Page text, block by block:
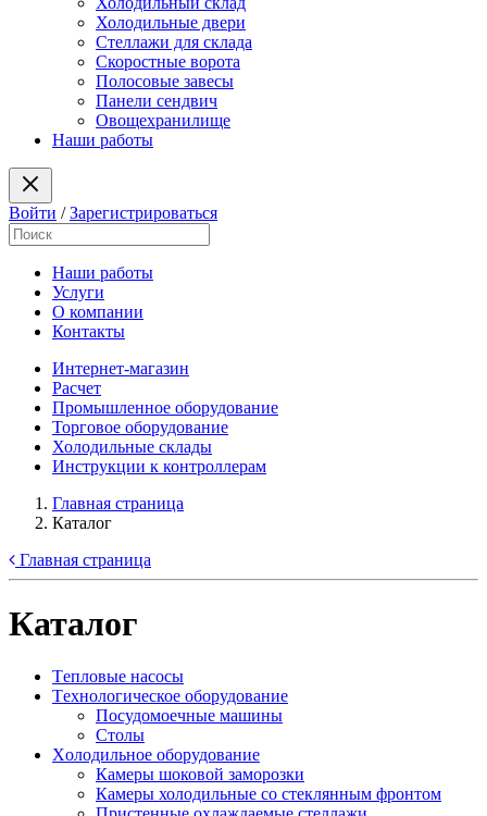
Холодильные двери
Стеллажи для склада
Скоростные ворота
Полосовые завесы
Панели сендвич
Овощехранилище
Наши работы
Войти /Зарегистрироваться
Наши работы
Услуги
О компании
Контакты
Интернет-магазин
Расчет
Промышленное оборудование
Торговое оборудование
Холодильные склады
Инструкции к контроллерам
Главная страница
Каталог
Главная страница
Каталог
Tепловые насосы
Tехнологическое оборудование
Посудомоечные машины
Столы
Xолодильное оборудование
Камеры шоковой заморозки
Камеры холодильные со стеклянным фронтом